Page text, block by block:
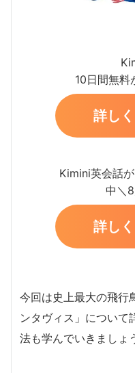
10日間無料
詳し
Kimini英会話
中＼
詳し
今回は史上最大の飛行
ンタヴィス」について
法も学んでいきましょ